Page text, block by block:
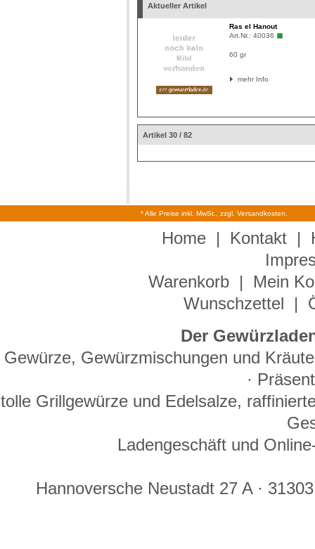
Aktueller Artikel
Ras el Hanout
Art.Nr.: 40036
60 gr
mehr Info
Artikel 30 / 82
* Alle Preise inkl. MwSt., zzgl. Versandkosten.
Home | Kontakt |
Warenkorb
|
Mein
Wunschzettel
|
Der
Gewürze, Gewürzmischungen und
·
tolle Grillgewürze und Edelsalze,
Ladengeschäft und
Hannoversche Neustadt 27 A ·